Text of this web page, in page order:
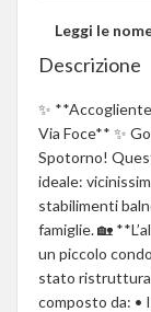
Leggi le
Descrizione
✨
Via Foce** ✨
Spotorno!
ideale:
stabilimenti
famiglie. 🏡
un piccolo
stato
composto da: •